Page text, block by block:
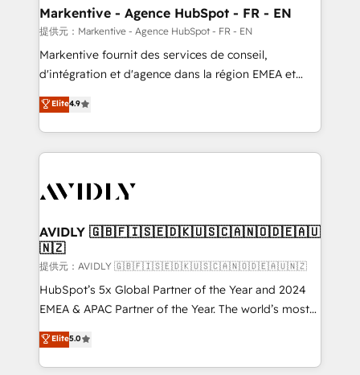
せください。
🎯Demand Gen & ABM: Drive pipeline with inbound,
ABM, AEO, SEO, & paid media. 👩‍💻Web Design:
Build high-performing websites with UX, messaging,
& conversion strategy that drive results. 🤖AI
AI, & maximize AEO with tailored AI services. 🧩
Integrations: Extend HubSpot with custom
Markentive - Agence HubSpot - FR - EN
提供元：Markentive - Agence HubSpot - FR - EN
Markentive fournit des services de conseil,
d'intégration et d'agence dans la région EMEA et
North America. Avec plus de 115 experts en
marketing automation, Growth, Revops, CRM et
webdesign. Markentive is both a consulting firm, a
digital agency and an integrator. With over 115
CRM and webdesign (We focus on EMEA - USA
Elite4.9
AVIDLY 🇬🇧🇫🇮🇸🇪🇩🇰🇺🇸🇨🇦🇳🇴🇩🇪🇦🇺
🇳🇿
提供元：AVIDLY 🇬🇧🇫🇮🇸🇪🇩🇰🇺🇸🇨🇦🇳🇴🇩🇪🇦🇺🇳🇿
HubSpot’s 5x Global Partner of the Year and 2024
EMEA & APAC Partner of the Year. The world’s most
experienced and fully accredited HubSpot Solutions
Partner. 🚀 With 2,750+ HubSpot projects delivered
and 370+ specialists across EMEA, APAC and NAM,
Elite5.0